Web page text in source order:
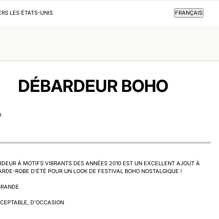
LES ÉTATS-UNIS FRANÇAIS
FRANÇAIS
DÉBARDEUR BOHO
À MOTIFS VIBRANTS DES ANNÉES 2010 EST UN EXCELLENT AJOUT À
ROBE D'ÉTÉ POUR UN LOOK DE FESTIVAL BOHO NOSTALGIQUE !
D'OCCASION